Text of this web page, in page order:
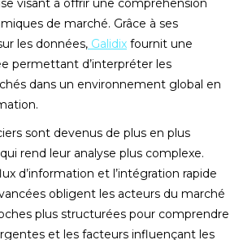
visant à offrir une compréhension
de marché. Grâce à ses
les données, Galidix fournit une
permettant d’interpréter les
dans un environnement global en
sont devenus de plus en plus
rend leur analyse plus complexe.
d’information et l’intégration rapide
obligent les acteurs du marché
plus structurées pour comprendre
et les facteurs influençant les